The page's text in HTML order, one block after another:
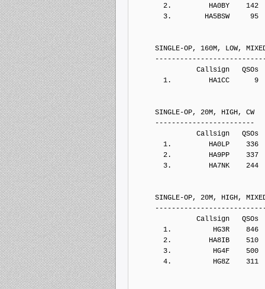
2.         HA0BY    142
3.        HA5BSW     95
SINGLE-OP, 160M, LOW,
Callsign   QSOs  Points
1.         HA1CC      9
SINGLE-OP, 20M, HIGH, CW
------------------------
Callsign   QSOs  Points
1.         HA0LP    336
2.         HA9PP    337
3.         HA7NK    244
SINGLE-OP, 20M, HIGH,
Callsign   QSOs  Points
1.          HG3R    846
2.         HA8IB    510
3.          HG4F    500
4.          HG8Z    311